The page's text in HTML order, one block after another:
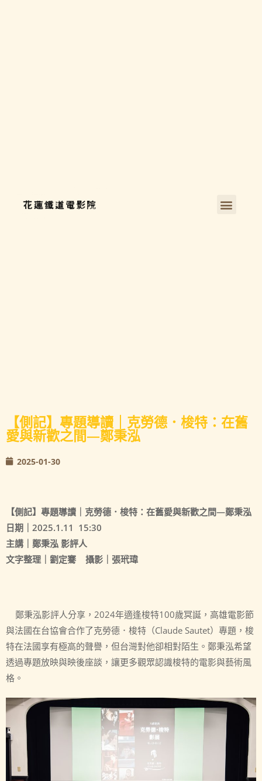
【側記】專題導讀｜克勞德．梭特：在舊
愛與新歡之間—鄭秉泓
2025-01-30
【側記】專題導讀｜克勞德．梭特：在舊愛與新歡之間—鄭秉泓
日期｜ 2025.1.11 15:30
主講｜鄭秉泓 影評人
文字整理｜劉定騫
攝影｜張玳瑋
鄭秉泓影評人分享，2024年適逢梭特100歲冥誕，高雄電影節
與法國在台協會合作了克勞德．梭特（Claude Sautet）專題，梭
特在法國享有極高的聲譽，但台灣對他卻相對陌生。鄭秉泓希望
透過專題放映與映後座談，讓更多觀眾認識梭特的電影與藝術風
格。